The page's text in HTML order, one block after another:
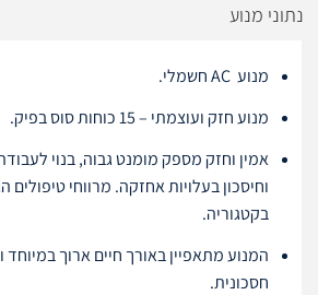
נתוני מנוע
מנוע AC חשמלי.
מנוע חזק ועוצמתי – 15 כוחות סוס בפיק.
אמין וחזק מספק מומנט גבוה, בנוי
וחיסכון בעלויות אחזקה. מרווחי טיפולים
בקטגוריה.
המנוע מתאפיין באורך חיים ארוך במיוחד
חסכונית.